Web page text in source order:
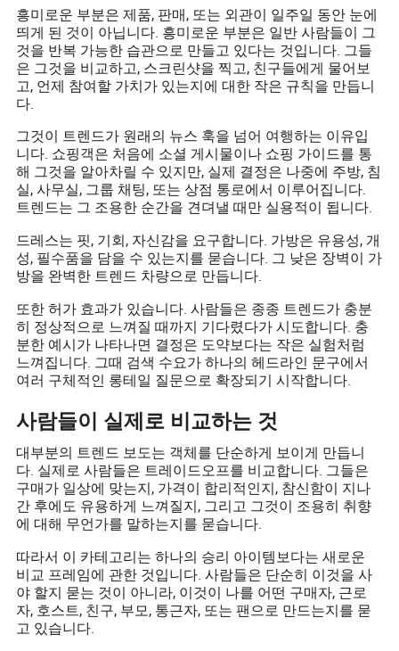
흥미로운 부분은 제품, 판매, 또는 외관이 일주일 동안 눈에
띄게 된 것이 아닙니다. 흥미로운 부분은 일반 사람들이 그
것을 반복 가능한 습관으로 만들고 있다는 것입니다. 그들
은 그것을 비교하고, 스크린샷을 찍고, 친구들에게 물어보
고, 언제 참여할 가치가 있는지에 대한 작은 규칙을 만듭니
다.
그것이 트렌드가 원래의 뉴스 훅을 넘어 여행하는 이유입
니다. 쇼핑객은 처음에 소셜 게시물이나 쇼핑 가이드를 통
해 그것을 알아차릴 수 있지만, 실제 결정은 나중에 주방, 침
실, 사무실, 그룹 채팅, 또는 상점 통로에서 이루어집니다.
트렌드는 그 조용한 순간을 견뎌낼 때만 실용적이 됩니다.
드레스는 핏, 기회, 자신감을 요구합니다. 가방은 유용성, 개
성, 필수품을 담을 수 있는지를 묻습니다. 그 낮은 장벽이 가
방을 완벽한 트렌드 차량으로 만듭니다.
또한 허가 효과가 있습니다. 사람들은 종종 트렌드가 충분
히 정상적으로 느껴질 때까지 기다렸다가 시도합니다. 충
분한 예시가 나타나면 결정은 도약보다는 작은 실험처럼
느껴집니다. 그때 검색 수요가 하나의 헤드라인 문구에서
여러 구체적인 롱테일 질문으로 확장되기 시작합니다.
사람들이 실제로 비교하는 것
대부분의 트렌드 보도는 객체를 단순하게 보이게 만듭니
다. 실제로 사람들은 트레이드오프를 비교합니다. 그들은
구매가 일상에 맞는지, 가격이 합리적인지, 참신함이 지나
간 후에도 유용하게 느껴질지, 그리고 그것이 조용히 취향
에 대해 무언가를 말하는지를 묻습니다.
따라서 이 카테고리는 하나의 승리 아이템보다는 새로운
비교 프레임에 관한 것입니다. 사람들은 단순히 이것을 사
야 할지 묻는 것이 아니라, 이것이 나를 어떤 구매자, 근로
자, 호스트, 친구, 부모, 통근자, 또는 팬으로 만드는지를 묻
고 있습니다.